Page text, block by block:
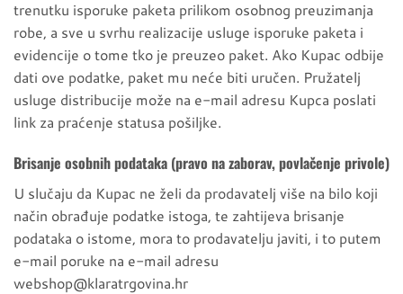
trenutku isporuke paketa prilikom osobnog preuzimanja
robe, a sve u svrhu realizacije usluge isporuke paketa i
evidencije o tome tko je preuzeo paket. Ako Kupac odbije
dati ove podatke, paket mu neće biti uručen. Pružatelj
usluge distribucije može na e-mail adresu Kupca poslati
link za praćenje statusa pošiljke.
Brisanje osobnih podataka (pravo na zaborav, povlačenje privole)
U slučaju da Kupac ne želi da prodavatelj više na bilo koji
način obrađuje podatke istoga, te zahtijeva brisanje
podataka o istome, mora to prodavatelju javiti, i to putem
e-mail poruke na e-mail adresu
webshop@klaratrgovina.hr